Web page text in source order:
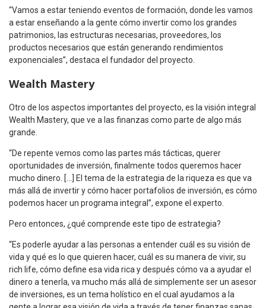
“Vamos a estar teniendo eventos de formación, donde les vamos
a estar enseñando a la gente cómo invertir como los grandes
patrimonios, las estructuras necesarias, proveedores, los
productos necesarios que están generando rendimientos
exponenciales”, destaca el fundador del proyecto.
Wealth Mastery
Otro de los aspectos importantes del proyecto, es la visión integral
Wealth Mastery, que ve a las finanzas como parte de algo más
grande.
“De repente vemos como las partes más tácticas, querer
oportunidades de inversión, finalmente todos queremos hacer
mucho dinero. […] El tema de la estrategia de la riqueza es que va
más allá de invertir y cómo hacer portafolios de inversión, es cómo
podemos hacer un programa integral”, expone el experto.
Pero entonces, ¿qué comprende este tipo de estrategia?
“Es poderle ayudar a las personas a entender cuál es su visión de
vida y qué es lo que quieren hacer, cuál es su manera de vivir, su
rich life, cómo define esa vida rica y después cómo va a ayudar el
dinero a tenerla, va mucho más allá de simplemente ser un asesor
de inversiones, es un tema holístico en el cual ayudamos a la